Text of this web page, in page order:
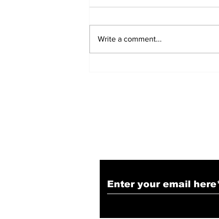
Write a comment...